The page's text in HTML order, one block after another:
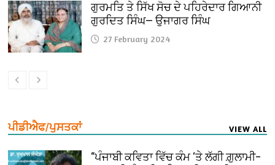
ਗੁਰਮਤਿ ਤੇ ਸਿੱਖ ਸੋਚ ਦੇ ਪਹਿਰੇਦਾਰ ਗਿਆਨੀ
ਗੁਰਦਿਤ ਸਿੰਘ— ਉਜਾਗਰ ਸਿੰਘ
27 February 2024
ਪੀਡੀਐਫ/ਪੁਸਤਕਾਂ VIEW ALL
“ਪੰਜਾਬੀ ਕਵਿਤਾ ਵਿੱਚ ਕੰਮ ‘ਤੇ ਲੱਗੀ ਗ਼ੁਲਾਮੀ–